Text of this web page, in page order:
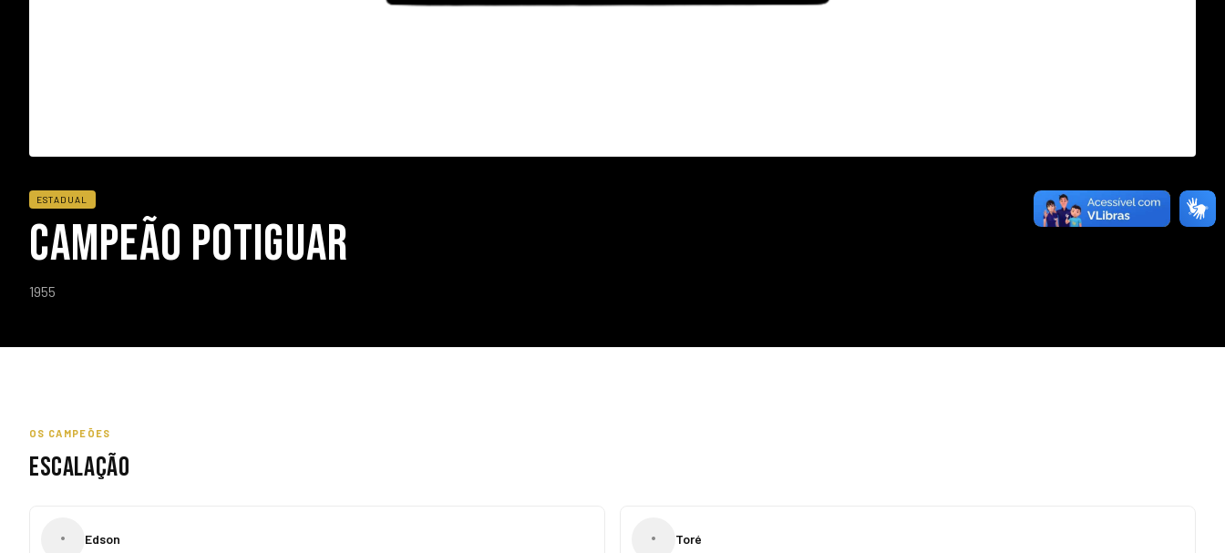
ESTADUAL
CAMPEÃO POTIGUAR
1955
OS CAMPEÕES
ESCALAÇÃO
• Edson • Toré